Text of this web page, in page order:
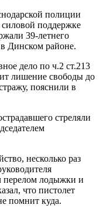
полиции
поддержке
39-летнего
Динском районе.
дело по ч.2 ст.213
лишение свободы до
пояснили в
стреляли
несколько раз
перелом лодыжки и
что пистолет
помнит куда.